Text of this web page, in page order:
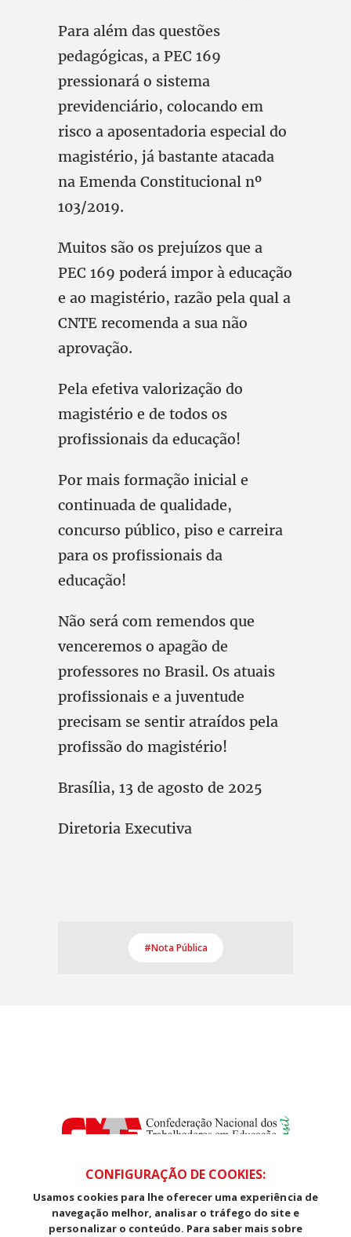
Para além das questões
pedagógicas, a PEC 169
pressionará o sistema
previdenciário, colocando em
risco a aposentadoria especial do
magistério, já bastante atacada
na Emenda Constitucional nº
103/2019.
Muitos são os prejuízos que a
PEC 169 poderá impor à educação
e ao magistério, razão pela qual a
CNTE recomenda a sua não
aprovação.
Pela efetiva valorização do
magistério e de todos os
profissionais da educação!
Por mais formação inicial e
continuada de qualidade,
concurso público, piso e carreira
para os profissionais da
educação!
Não será com remendos que
venceremos o apagão de
professores no Brasil. Os atuais
profissionais e a juventude
precisam se sentir atraídos pela
profissão do magistério!
Brasília, 13 de agosto de 2025
Diretoria Executiva
#Nota Pública
SDS, Edifício Venâncio III, Salas 101/106
CEP: 70393-902 - Brasília - DF
Telefone (61) 3225-1003 - E-mail cnte@cnte.org.br
CONFIGURAÇÃO DE COOKIES:
Usamos cookies para lhe oferecer uma experiência de
navegação melhor, analisar o tráfego do site e
personalizar o conteúdo. Para saber mais sobre